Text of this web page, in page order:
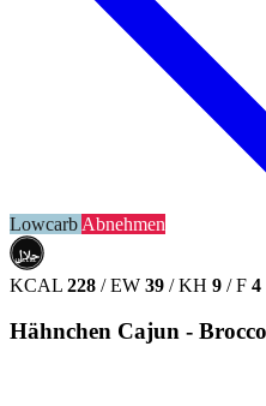
Lowcarb Abnehmen
حلال
HALAL
KCAL 228 / EW 39 / KH 9 / F 4
Hähnchen Cajun -